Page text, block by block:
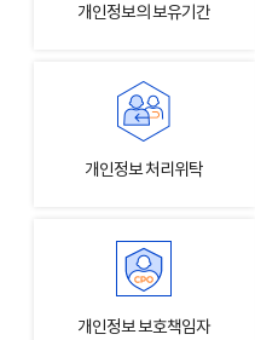
개인정보의 보유기간
개인정보 처리위탁
개인정보 보호책임자